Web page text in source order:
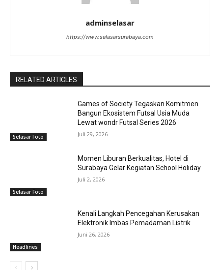
adminselasar
https://www.selasarsurabaya.com
RELATED ARTICLES
Selasar Foto
Games of Society Tegaskan Komitmen
Bangun Ekosistem Futsal Usia Muda
Lewat wondr Futsal Series 2026
Juli 29, 2026
Selasar Foto
Momen Liburan Berkualitas, Hotel di
Surabaya Gelar Kegiatan School Holiday
Juli 2, 2026
Headlines
Kenali Langkah Pencegahan Kerusakan
Elektronik Imbas Pemadaman Listrik
Juni 26, 2026